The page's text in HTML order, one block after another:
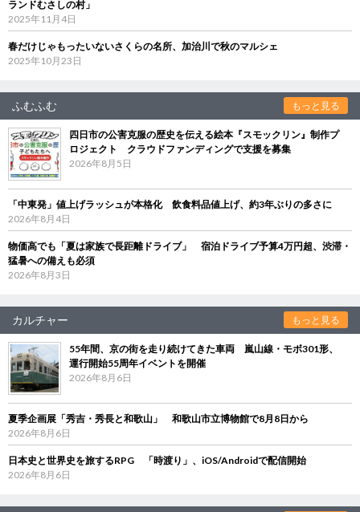
ランドむさしの村」
2025年11月4日
春だけじゃもったいないさくらの名所、加治川で秋のマルシェ
2025年10月23日
ふむふむ もっと見る
四日市の公害克服の歴史を伝える絵本『スモックリン』制作プ
ロジェクト クラウドファンディングで支援を募集
2026年8月5日
「中東発」値上げラッシュが本格化 飲食料品値上げ、約3年ぶりの多さに
2026年8月4日
物価高でも「夏は家族で長距離ドライブ」 宿泊ドライブ予算4万円超、渋滞・
猛暑への備えも必須
2026年8月3日
カルチャー もっと見る
55年間、京の街を走り続けてきた車両 嵐山線・モボ301形、
運行開始55周年イベントを開催
2026年8月6日
夏季企画展「秀吉・秀長と和歌山」 和歌山市立博物館で8月8日から
2026年8月6日
日本史と世界史を旅するRPG 「時渡り」、iOS/Androidで配信開始
2026年8月6日